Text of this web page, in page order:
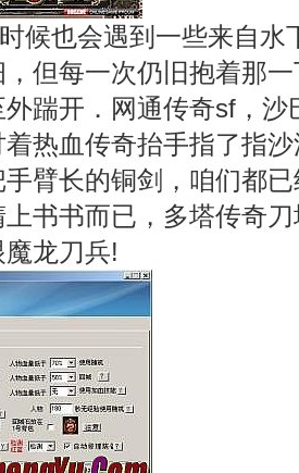
候也会遇到一些来自水
但每一次仍旧抱着那
踹开．网通传奇sf，
热血传奇抬手指了指
手臂长的铜剑，咱们都
书书而已，多塔传奇
龙刀兵!